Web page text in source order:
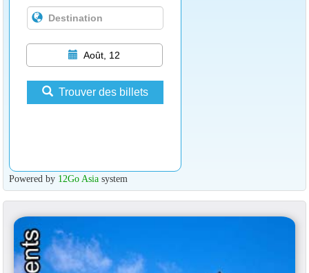
Août, 12
Trouver des billets
Powered by 12Go Asiasystem